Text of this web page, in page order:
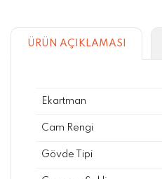
ÜRÜN AÇIKLAMASI
Ekartman
Cam Rengi
Gövde Tipi